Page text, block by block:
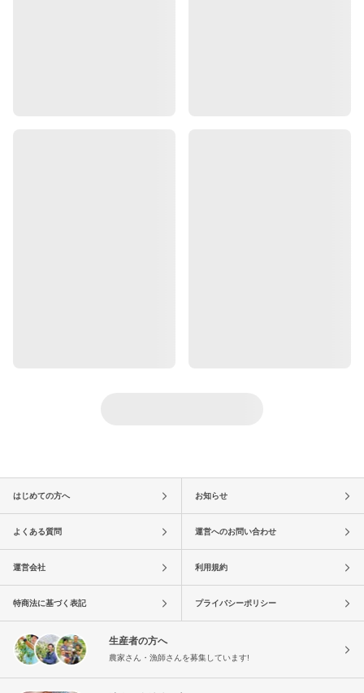
はじめての方へ お知らせ
よくある質問 運営へのお問い合わせ
運営会社 利用規約
特商法に基づく表記 プライバシーポリシー
生産者の方へ
農家さん・漁師さんを募集しています!